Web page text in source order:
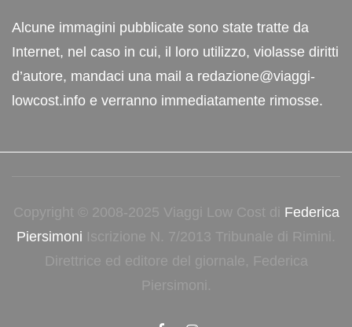
Alcune immagini pubblicate sono state tratte da
Internet, nel caso in cui, il loro utilizzo, violasse diritti
d’autore, mandaci una mail a redazione@viaggi-
lowcost.info e verranno immediatamente rimosse.
Copyright © 2008-2025 Viaggi Low Cost di Federica
Piersimoni Iscrizione N. 7/2013 Tribunale di Rimini.
Direttrice ed editore del giornale, Federica
Piersimoni.